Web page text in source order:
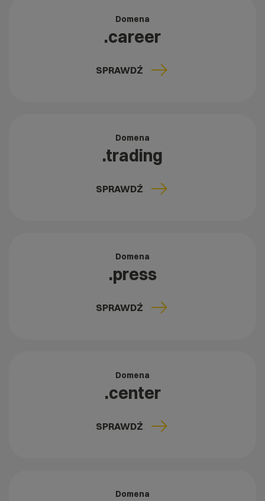
Domena
.career
SPRAWDŹ
Domena
.trading
SPRAWDŹ
Domena
.press
SPRAWDŹ
Domena
.center
SPRAWDŹ
Domena